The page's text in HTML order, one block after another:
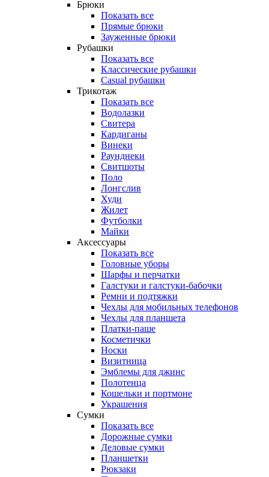
Брюки
Показать все
Прямые брюки
Зауженные брюки
Рубашки
Показать все
Классические рубашки
Casual рубашки
Трикотаж
Показать все
Водолазки
Свитера
Кардиганы
Винеки
Раунднеки
Свитшоты
Поло
Лонгслив
Худи
Жилет
Футболки
Майки
Аксессуары
Показать все
Головные уборы
Шарфы и перчатки
Галстуки и галстуки-бабочки
Ремни и подтяжки
Чехлы для мобильных телефонов
Чехлы для планшета
Платки-паше
Косметички
Носки
Визитница
Эмблемы для джинс
Полотенца
Кошельки и портмоне
Украшения
Сумки
Показать все
Дорожные сумки
Деловые сумки
Планшетки
Рюкзаки